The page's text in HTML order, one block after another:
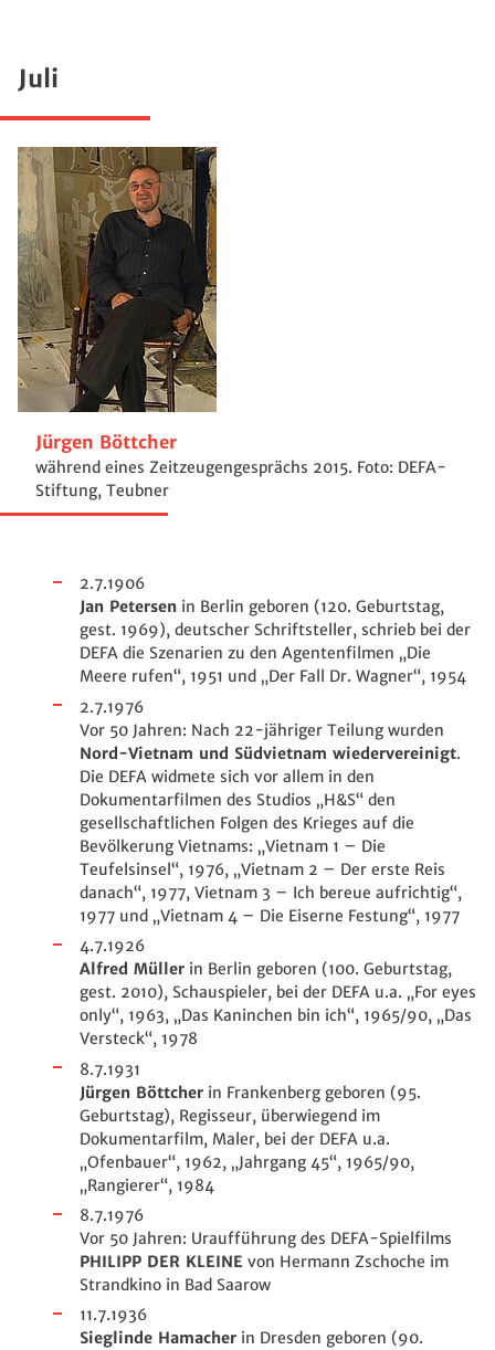
Juli
Jürgen Böttcher
während eines Zeitzeugengesprächs 2015. Foto: DEFA-
Stiftung, Teubner
2.7.1906
Jan Petersen in Berlin geboren (120. Geburtstag,
gest. 1969), deutscher Schriftsteller, schrieb bei der
DEFA die Szenarien zu den Agentenfilmen „Die
Meere rufen“, 1951 und „Der Fall Dr. Wagner“, 1954
2.7.1976
Vor 50 Jahren: Nach 22-jähriger Teilung wurden
Nord-Vietnam und Südvietnam wiedervereinigt.
Die DEFA widmete sich vor allem in den
Dokumentarfilmen des Studios „H&S“ den
gesellschaftlichen Folgen des Krieges auf die
Bevölkerung Vietnams: „Vietnam 1 – Die
Teufelsinsel“, 1976, „Vietnam 2 – Der erste Reis
danach“, 1977, Vietnam 3 – Ich bereue aufrichtig“,
1977 und „Vietnam 4 – Die Eiserne Festung“, 1977
4.7.1926
Alfred Müller in Berlin geboren (100. Geburtstag,
gest. 2010), Schauspieler, bei der DEFA u.a. „For eyes
only“, 1963, „Das Kaninchen bin ich“, 1965/90, „Das
Versteck“, 1978
8.7.1931
Jürgen Böttcher in Frankenberg geboren (95.
Geburtstag), Regisseur, überwiegend im
Dokumentarfilm, Maler, bei der DEFA u.a.
„Ofenbauer“, 1962, „Jahrgang 45“, 1965/90,
„Rangierer“, 1984
8.7.1976
Vor 50 Jahren: Uraufführung des DEFA-Spielfilms
PHILIPP DER KLEINE von Hermann Zschoche im
Strandkino in Bad Saarow
11.7.1936
Sieglinde Hamacher in Dresden geboren (90.